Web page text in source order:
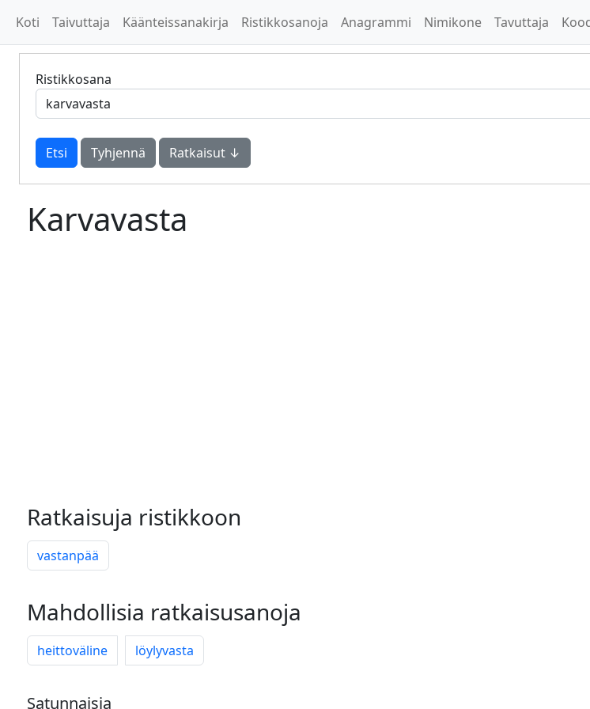
Koti Taivuttaja Käänteissanakirja Ristikkosanoja Anagrammi Nimikone Tavuttaja
Ristikkosana
Tyhjennä Ratkaisut ↓
Karvavasta
Ratkaisuja ristikkoon
vastanpää
Mahdollisia ratkaisusanoja
heittoväline löylyvasta
Satunnaisia